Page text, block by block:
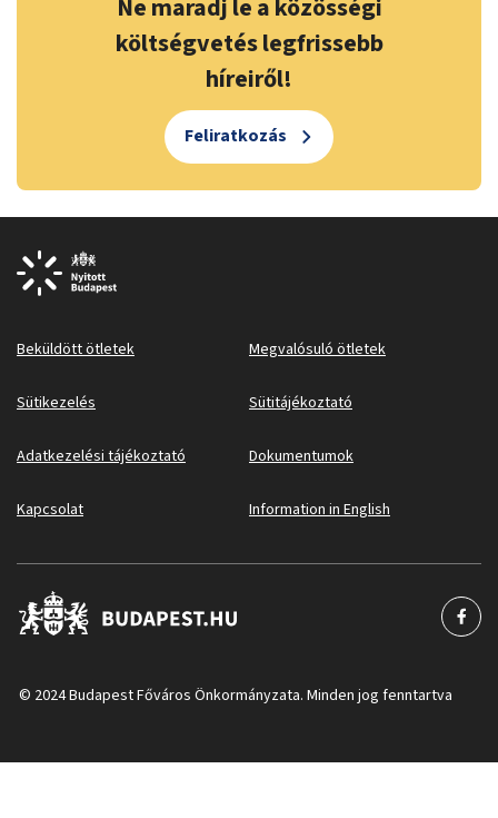
Ne maradj le a közösségi
költségvetés legfrissebb
híreiről!
Feliratkozás
Beküldött ötletek Megvalósuló ötletek
Sütikezelés Sütitájékoztató
Adatkezelési tájékoztató Dokumentumok
Kapcsolat Information in English
© 2024 Budapest Főváros Önkormányzata. Minden jog fenntartva